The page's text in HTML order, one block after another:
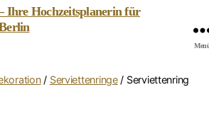
/ Serviettenringe/ Serviettenring